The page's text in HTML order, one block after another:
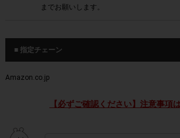
までお願いします。
■ 指定チェーン
Amazon.co.jp
【必ずご確認ください】注意事項